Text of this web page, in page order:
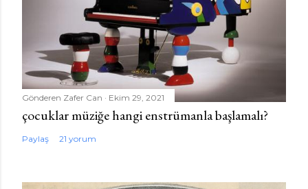
Gönderen Zafer Can Ekim 29, 2021
çocuklar müziğe hangi enstrümanla başlamalı?
Paylaş 21 yorum